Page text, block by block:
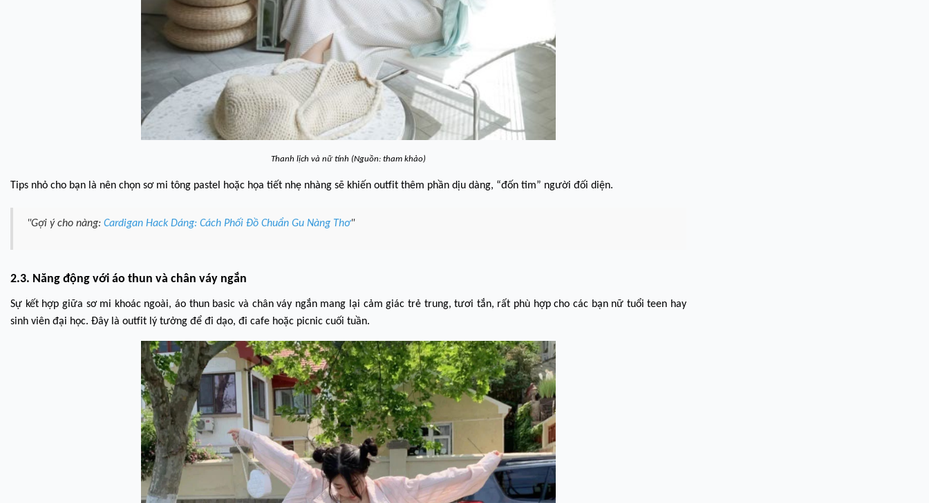
Thanh lịch và nữ tính (Nguồn: tham khảo)
Tips nhỏ cho bạn là nên chọn sơ mi tông pastel hoặc họa tiết nhẹ nhàng sẽ khiến outfit thêm phần dịu dàng, “đốn tim” người đối diện.
"Gợi ý cho nàng: Cardigan Hack Dáng: Cách Phối Đồ Chuẩn Gu Nàng Thơ"
2.3. Năng động với áo thun và chân váy ngắn
Sự kết hợp giữa sơ mi khoác ngoài, áo thun basic và chân váy ngắn mang lại cảm giác trẻ trung, tươi tắn, rất phù hợp cho các bạn nữ tuổi teen hay
sinh viên đại học. Đây là outfit lý tưởng để đi dạo, đi cafe hoặc picnic cuối tuần.